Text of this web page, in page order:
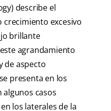
describe el
excesivo
brillante
agrandamiento
de aspecto
presenta en los
casos
los laterales de la